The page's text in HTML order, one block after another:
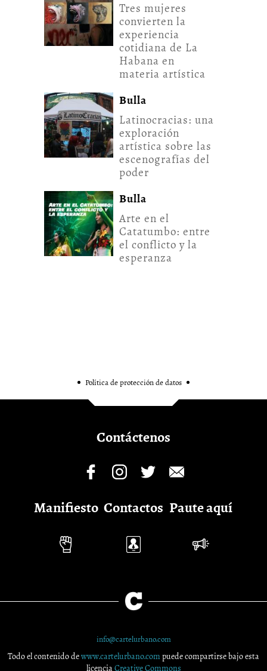
Tres mujeres
convierten la
experiencia
cotidiana de La
Habana en
materia artística
Bulla
Latinocracias: una
exploración
artística sobre las
escenografías del
poder
Bulla
Arte en el
Catatumbo: entre
el conflicto y la
esperanza
Política de protección de datos
Contáctenos
Manifiesto Contactos Paute aquí
info@cartelurbano.com
Todo el contenido dewww.cartelurbano.com puede compartirse bajo esta
licenciaCreative Commons